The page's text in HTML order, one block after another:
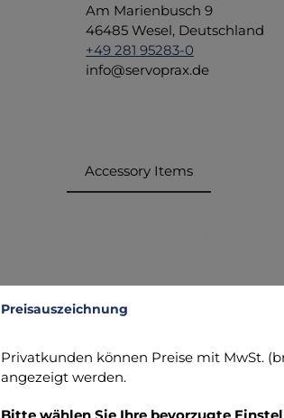
Am Marienbusch 9
46485 Wesel, Deutschland
+49 281 95283-0
info@servoprax.de
Accessory Items
Preisauszeichnung
Privatkunden können Preise mit MwSt.
angezeigt werden.
Bitte wählen Sie Ihre bevorzugte